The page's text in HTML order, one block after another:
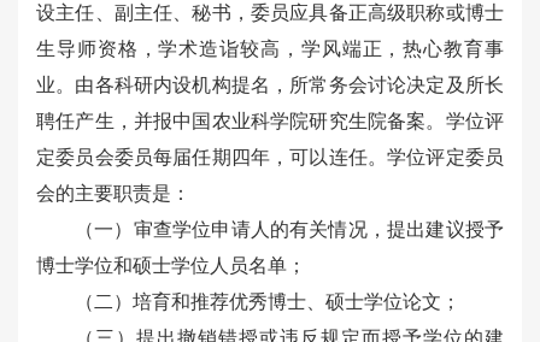
设主任、副主任、秘书，委员应具备正高级职称或博士
生导师资格，学术造诣较高，学风端正，热心教育事
业。由各科研内设机构提名，所常务会讨论决定及所长
聘任产生，并报中国农业科学院研究生院备案。学位评
定委员会委员每届任期四年，可以连任。学位评定委员
会的主要职责是：
（一）审查学位申请人的有关情况，提出建议授予
博士学位和硕士学位人员名单；
（二）培育和推荐优秀博士、硕士学位论文；
（三）提出撤销错授或违反规定而授予学位的建